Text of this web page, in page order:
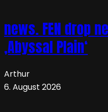
news. FEN drop
‚Abyssal Plain‘
Arthur
6. August 2026